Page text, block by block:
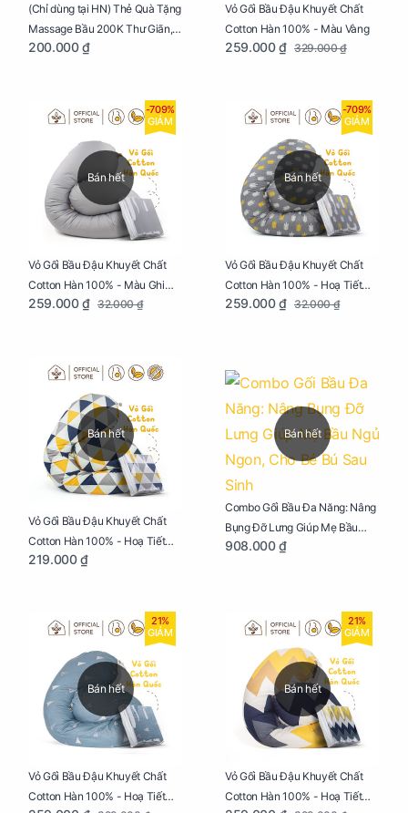
(Chỉ dùng tại HN) Thẻ Quà Tặng
Massage Bầu 200K Thư Giãn,
Tăng Tuần Hoàn Máu, Ngủ
200.000 ₫
Vỏ Gối Bầu Đậu Khuyết Chất
Cotton Hàn 100% - Màu Vàng
259.000 ₫ 329.000 ₫
Bán hết
-709%
GIẢM
Vỏ Gối Bầu Đậu Khuyết Chất
Cotton Hàn 100% - Màu Ghi
Xám
259.000 ₫ 32.000 ₫
Bán hết
-709%
GIẢM
Vỏ Gối Bầu Đậu Khuyết Chất
Cotton Hàn 100% - Hoạ Tiết
Xương Cá
259.000 ₫ 32.000 ₫
Bán hết
Vỏ Gối Bầu Đậu Khuyết Chất
Cotton Hàn 100% - Hoạ Tiết
Tam Giác
219.000 ₫
Bán hết
Combo Gối Bầu Đa Năng: Nâng
Bụng Đỡ Lưng Giúp Mẹ Bầu
Ngủ Ngon, Cho Bé Bú Sau Sinh
908.000 ₫
Bán hết
21%
GIẢM
Vỏ Gối Bầu Đậu Khuyết Chất
Cotton Hàn 100% - Hoạ Tiết
Bán hết
21%
GIẢM
Vỏ Gối Bầu Đậu Khuyết Chất
Cotton Hàn 100% - Hoạ Tiết